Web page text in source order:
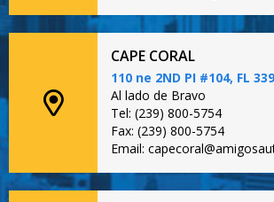
CAPE CORAL
110 ne 2ND PI #104, FL
Al lado de Bravo
Tel: (239) 800-5754
Fax: (239) 800-5754
Email: